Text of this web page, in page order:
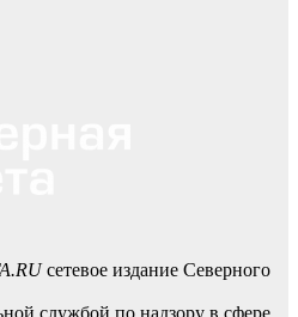
сетевое издание Северного